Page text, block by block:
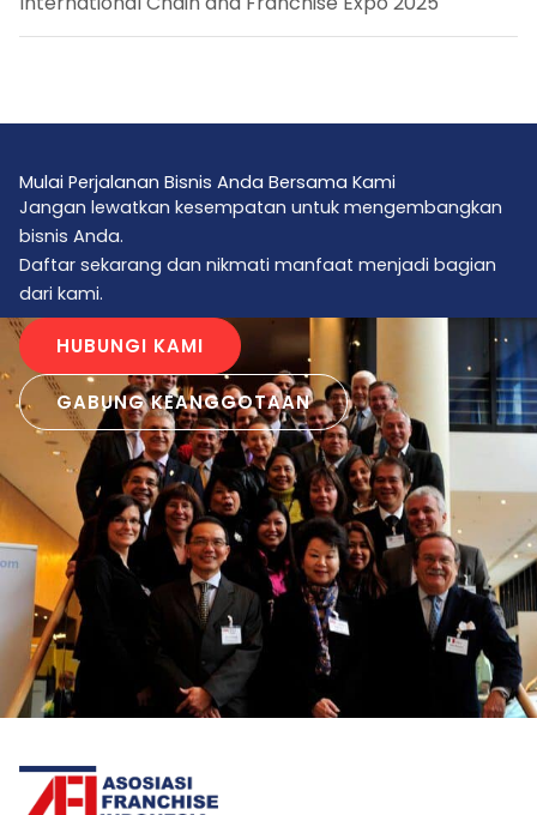
Mulai Perjalanan Bisnis Anda Bersama Kami
Jangan lewatkan kesempatan untuk mengembangkan
bisnis Anda.
Daftar sekarang dan nikmati manfaat menjadi bagian
dari kami.
HUBUNGI KAMI
GABUNG KEANGGOTAAN